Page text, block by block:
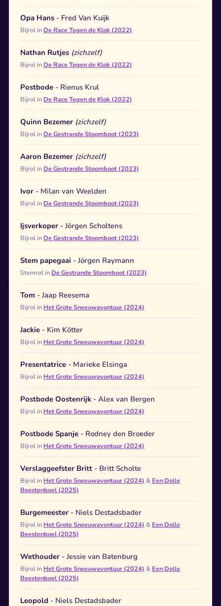
Opa Hans - Fred Van Kuijk
Bijrol in De Race Tegen de Klok (2022)
Nathan Rutjes (zichzelf)
Bijrol in De Race Tegen de Klok (2022)
Postbode - Rienus Krul
Bijrol in De Race Tegen de Klok (2022)
Quinn Bezemer (zichzelf)
Bijrol in De Gestrande Stoomboot (2023)
Aaron Bezemer (zichzelf)
Bijrol in De Gestrande Stoomboot (2023)
Ivor - Milan van Weelden
Bijrol in De Gestrande Stoomboot (2023)
Ijsverkoper - Jörgen Scholtens
Bijrol in De Gestrande Stoomboot (2023)
Stem papegaai - Jörgen Raymann
Stemrol in De Gestrande Stoomboot (2023)
Tom - Jaap Reesema
Bijrol in Het Grote Sneeuwavontuur (2024)
Jackie - Kim Kötter
Bijrol in Het Grote Sneeuwavontuur (2024)
Presentatrice - Marieke Elsinga
Bijrol in Het Grote Sneeuwavontuur (2024)
Postbode Oostenrijk - Alex van Bergen
Bijrol in Het Grote Sneeuwavontuur (2024)
Postbode Spanje - Rodney den Broeder
Bijrol in Het Grote Sneeuwavontuur (2024)
Verslaggeefster Britt - Britt Scholte
Bijrol in Het Grote Sneeuwavontuur (2024) & Een Dolle
Beestenboel (2025)
Burgemeester - Niels Destadsbader
Bijrol in Het Grote Sneeuwavontuur (2024) & Een Dolle
Beestenboel (2025)
Wethouder - Jessie van Batenburg
Bijrol in Het Grote Sneeuwavontuur (2024) & Een Dolle
Beestenboel (2025)
Leopold - Niels Destadsbader